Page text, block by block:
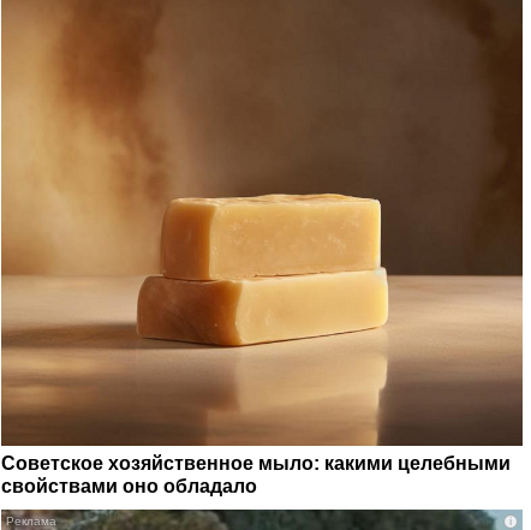
Советское хозяйственное мыло: какими целебными
свойствами оно обладало
i